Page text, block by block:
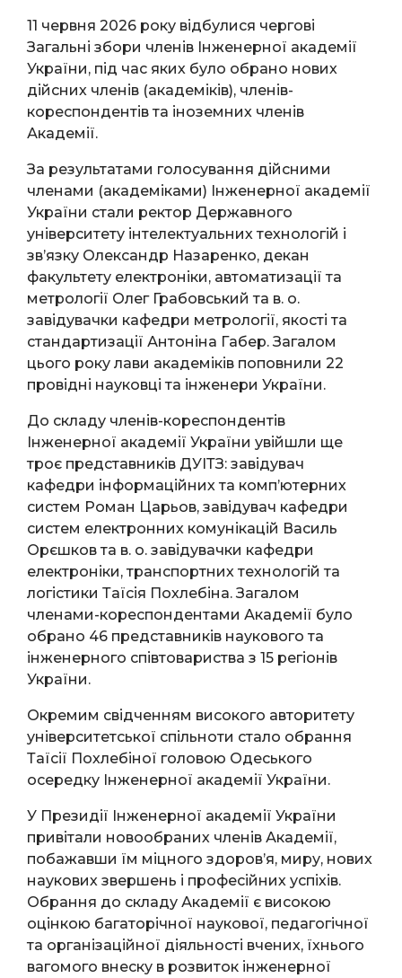
11 червня 2026 року відбулися чергові
Загальні збори членів Інженерної академії
України, під час яких було обрано нових
дійсних членів (академіків), членів-
кореспондентів та іноземних членів
Академії.
За результатами голосування дійсними
членами (академіками) Інженерної академії
України стали ректор Державного
університету інтелектуальних технологій і
зв’язку Олександр Назаренко, декан
факультету електроніки, автоматизації та
метрології Олег Грабовський та в. о.
завідувачки кафедри метрології, якості та
стандартизації Антоніна Габер. Загалом
цього року лави академіків поповнили 22
провідні науковці та інженери України.
До складу членів-кореспондентів
Інженерної академії України увійшли ще
троє представників ДУІТЗ: завідувач
кафедри інформаційних та комп’ютерних
систем Роман Царьов, завідувач кафедри
систем електронних комунікацій Василь
Орєшков та в. о. завідувачки кафедри
електроніки, транспортних технологій та
логістики Таїсія Похлебіна. Загалом
членами-кореспондентами Академії було
обрано 46 представників наукового та
інженерного співтовариства з 15 регіонів
України.
Окремим свідченням високого авторитету
університетської спільноти стало обрання
Таїсії Похлебіної головою Одеського
осередку Інженерної академії України.
У Президії Інженерної академії України
привітали новообраних членів Академії,
побажавши їм міцного здоров’я, миру, нових
наукових звершень і професійних успіхів.
Обрання до складу Академії є високою
оцінкою багаторічної наукової, педагогічної
та організаційної діяльності вчених, їхнього
вагомого внеску в розвиток інженерної